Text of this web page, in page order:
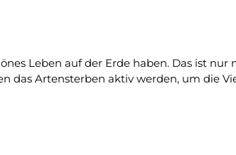
Leben auf der Erde haben. Das ist nur
das Artensterben aktiv werden, um die